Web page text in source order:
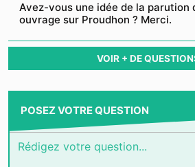
Avez-vous une idée de la parution
ouvrage sur Proudhon ? Merci.
VOIR + DE
POSEZ VOTRE QUESTION